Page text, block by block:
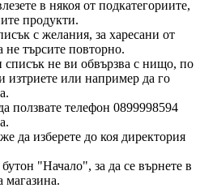
в някоя от подкатегориите,
продукти.
с желания, за харесани от
не търсите повторно.
списък не ви обвързва с нищо, по
изтриете или например да го
ползвате телефон 0899998594
да изберете до коя директория
"Начало", за да се върнете в
магазина.